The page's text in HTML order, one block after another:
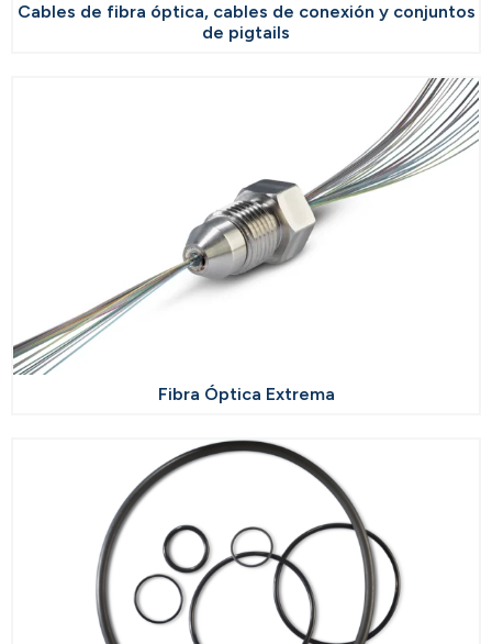
Cables de fibra óptica, cables de conexión y conjuntos
de pigtails
Fibra Óptica Extrema